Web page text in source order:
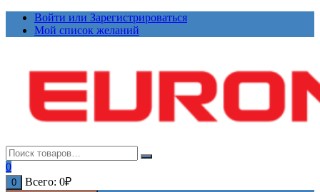
ПерейтиВойти или Зарегистрироваться
Мой список желаний
0
0 Всего: 0₽